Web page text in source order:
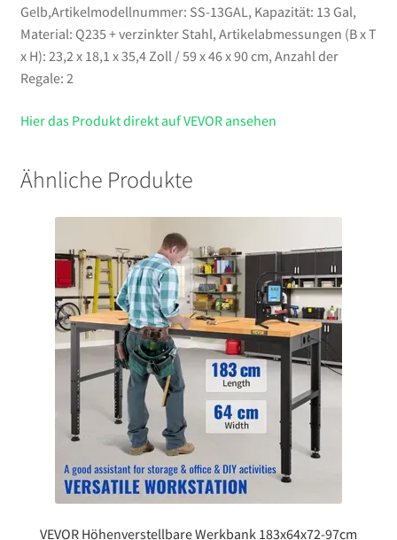
Gelb,Artikelmodellnummer: SS-13GAL, Kapazität: 13 Gal,
Material: Q235 + verzinkter Stahl, Artikelabmessungen (B x T
x H): 23,2 x 18,1 x 35,4 Zoll / 59 x 46 x 90 cm, Anzahl der
Regale: 2
Hier das Produkt direkt auf VEVOR ansehen
Ähnliche Produkte
VEVOR Höhenverstellbare Werkbank 183x64x72-97cm